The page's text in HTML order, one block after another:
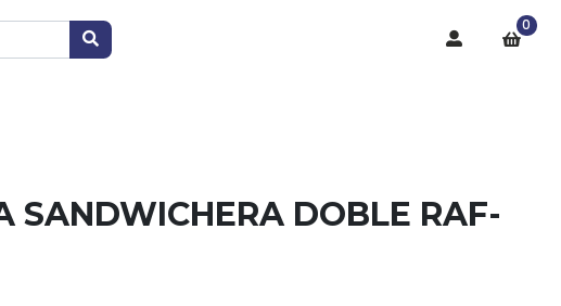
0
SANDWICHERA DOBLE RAF-